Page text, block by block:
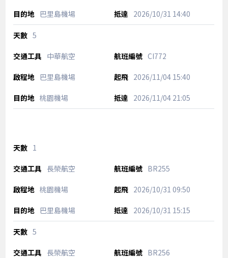
巴里島機場 2026/10/31 14:40
5
中華航空 CI772
巴里島機場 2026/11/0415:40
桃園機場 2026/11/0421:05
1
長榮航空 BR255
桃園機場 2026/10/31 09:50
巴里島機場 2026/10/31 15:15
5
長榮航空 BR256